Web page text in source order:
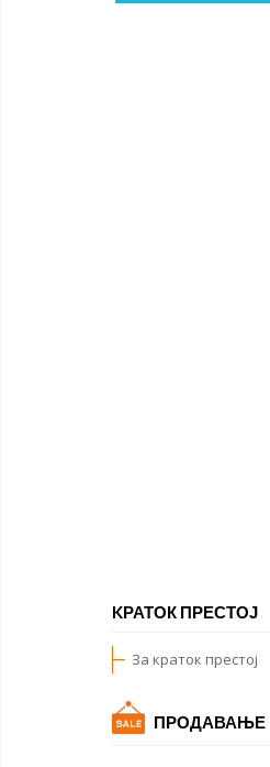
KРАТОК ПРЕСТОЈ
За краток престој
ПРОДАВАЊЕ